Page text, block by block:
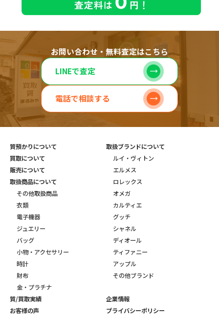
お問い合わせ・無料査定はこちら
LINEで査定
電話で相談する
質預かりについて
買取について
販売について
取扱商品について
その他取扱商品
衣類
電子機器
ジュエリー
バッグ
小物・アクセサリー
時計
財布
金・プラチナ
取扱ブランドについて
ルイ・ヴィトン
エルメス
ロレックス
オメガ
カルティエ
グッチ
シャネル
ディオール
ティファニー
アップル
その他ブランド
質/買取実績
お客様の声
企業情報
プライバシーポリシー